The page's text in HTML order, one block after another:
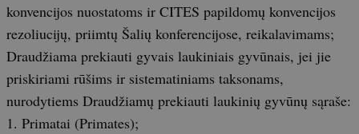
konvencijos nuostatoms ir CITES papildomų konvencijos
rezoliucijų, priimtų Šalių konferencijose, reikalavimams;
Draudžiama prekiauti gyvais laukiniais gyvūnais, jei jie
priskiriami rūšims ir sistematiniams taksonams,
nurodytiems Draudžiamų prekiauti laukinių gyvūnų sąraše:
1. Primatai (Primates);